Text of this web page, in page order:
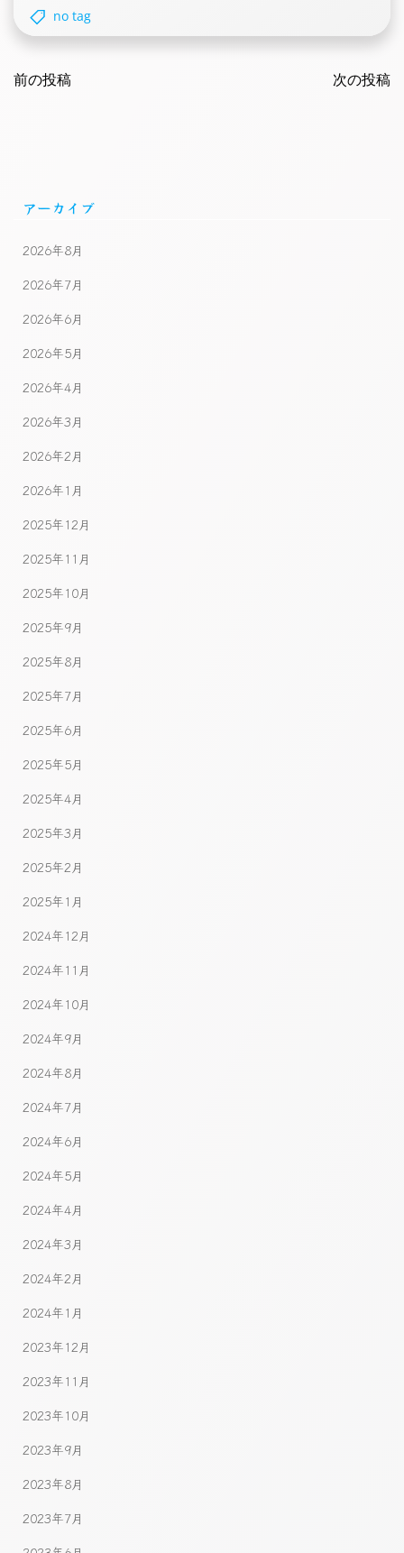
no tag
navigation
前の投稿 次の投稿
アーカイブ
2026年8月
2026年7月
2026年6月
2026年5月
2026年4月
2026年3月
2026年2月
2026年1月
2025年12月
2025年11月
2025年10月
2025年9月
2025年8月
2025年7月
2025年6月
2025年5月
2025年4月
2025年3月
2025年2月
2025年1月
2024年12月
2024年11月
2024年10月
2024年9月
2024年8月
2024年7月
2024年6月
2024年5月
2024年4月
2024年3月
2024年2月
2024年1月
2023年12月
2023年11月
2023年10月
2023年9月
2023年8月
2023年7月